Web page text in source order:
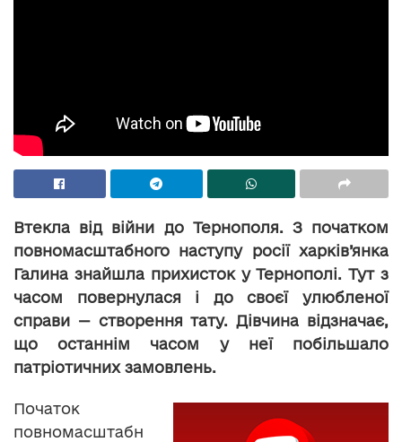
Втекла від війни до Тернополя. З початком
повномасштабного наступу росії харків’янка
Галина знайшла прихисток у Тернополі. Тут з
часом повернулася і до своєї улюбленої
справи — створення тату. Дівчина відзначає,
що останнім часом у неї побільшало
патріотичних замовлень.
Початок
повномасштабн